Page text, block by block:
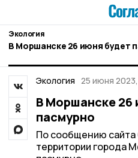
Экология
В Моршанске 26 июня будет
Экология 25 июня
В Моршанске 26
пасмурно
По сообщению
территории города